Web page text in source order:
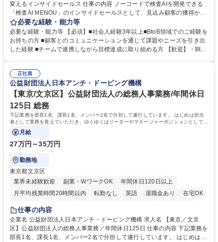
変えるインサイドセールス 仕事の内容 ノーコードで検査AIを開発できる
「検査AI MENOU」のインサイドセールスとして、見込み顧客の獲得から
商談機会の創出までを担っていただきます。マーケティングとフィールド
セールスをつなぐ役割として、 適切なタイミングで顧客とコミュニケーシ
ョンを取りながら、受注につながる商談機会の最大化を目指します。 【具
体的な仕事内容】 リードへの電話・メールによるアプローチ/リードナー
実行/フィールドセールスへの案件連携 募集職種 ★【未経験歓迎】AIで製
造業の未来を変えるインサイドセールス
必要な経験・能力等
必要な経験・能力等 【必須】■社会人経験3年以上■BtoB領域でのご経験を
お持ちの方 ■顧客とのコミュニケーションを通じて課題やニーズを引き出
した経験 ■チームで連携しながら目標達成に取り組める方 【歓迎】・BtoB
企画・実行経験 ・CRM・リードナーチャリングに関する知見 ・データを
もとに営業プロセスを改善した経験 学歴・資格 学歴：大学院 大学 高専 短
大 専修学校 高校 語学力： 資格：
正社員
公益財団法人日本アンチ・ドーピング機構
【東京/文京区】公益財団法人の総務人事業務/年間休日
125日 総務
下記業務を部長1名、課長1名、メンバー2名で分担して遂行しています。 はじめは担当
者として業務を覚えていただき、ゆくゆくはリーダーやマネージャーポジションとして活
躍いただくことを期待しています。
月給
27万円～35万円
勤務地
東京都文京区
業界未経験歓迎
副業・WワークOK
年間休日120日以上
月平均残業時間20時間以内
転勤なし 英語 退職金あり
在宅OK
賞与あり
育休あり
食事補助あり
仕事の内容
企業名 公益財団法人日本アンチ・ドーピング機構 求人名 【東京／文京
区】公益財団法人の総務人事業務／年間休日125日 仕事の内容 下記業務を
部長1名、課長1名、メンバー2名で分担して遂行しています。 はじめは担